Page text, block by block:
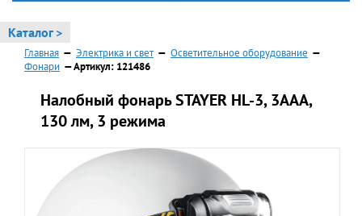
Каталог >
Главная — Электрика и свет — Осветительное оборудование —
Фонари — Артикул: 121486
Налобный фонарь STAYER HL-3, 3ААА,
130 лм, 3 режима